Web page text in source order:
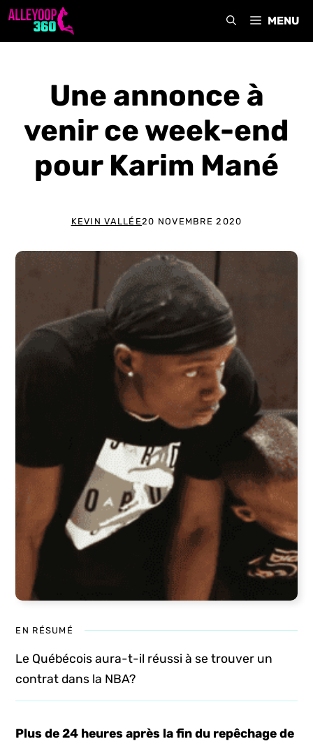
Aller
MENU
Une annonce à
venir ce week-end
pour Karim Mané
KEVIN VALLÉE20 NOVEMBRE 2020
EN RÉSUMÉ
Le Québécois aura-t-il réussi à se trouver un
contrat dans la NBA?
Plus de 24 heures après la fin du repêchage de